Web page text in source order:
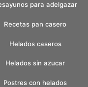
para adelgazar
Recetas pan casero
Helados caseros
Helados sin azucar
Postres con helados